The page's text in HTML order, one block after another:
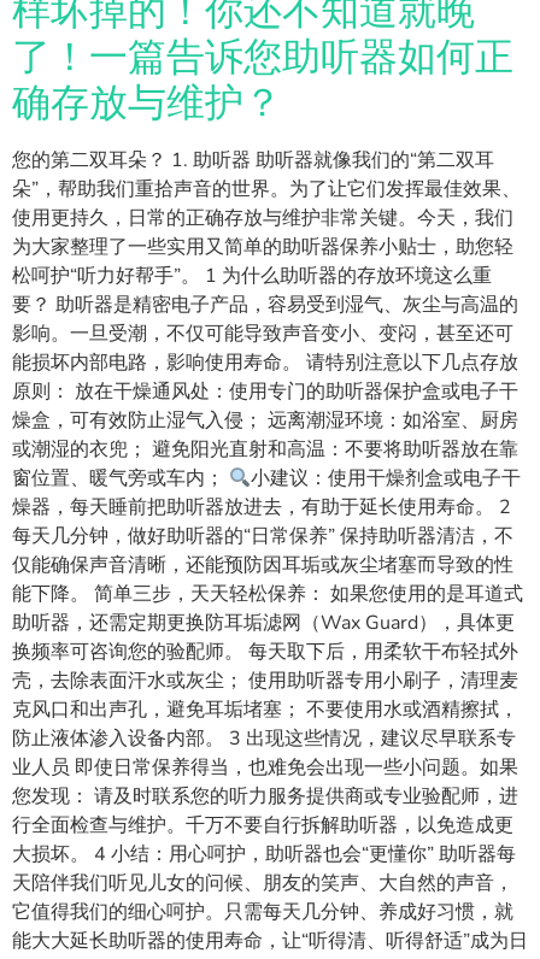
样坏掉的！你还不知道就晚
了！一篇告诉您助听器如何正
确存放与维护？
您的第二双耳朵？ 1. 助听器 助听器就像我们的“第二双耳
朵”，帮助我们重拾声音的世界。为了让它们发挥最佳效果、
使用更持久，日常的正确存放与维护非常关键。今天，我们
为大家整理了一些实用又简单的助听器保养小贴士，助您轻
松呵护“听力好帮手”。 1 为什么助听器的存放环境这么重
要？ 助听器是精密电子产品，容易受到湿气、灰尘与高温的
影响。一旦受潮，不仅可能导致声音变小、变闷，甚至还可
能损坏内部电路，影响使用寿命。 请特别注意以下几点存放
原则： 放在干燥通风处：使用专门的助听器保护盒或电子干
燥盒，可有效防止湿气入侵； 远离潮湿环境：如浴室、厨房
或潮湿的衣兜； 避免阳光直射和高温：不要将助听器放在靠
窗位置、暖气旁或车内；
小建议：使用干燥剂盒或电子干
燥器，每天睡前把助听器放进去，有助于延长使用寿命。 2
每天几分钟，做好助听器的“日常保养” 保持助听器清洁，不
仅能确保声音清晰，还能预防因耳垢或灰尘堵塞而导致的性
能下降。 简单三步，天天轻松保养： 如果您使用的是耳道式
助听器，还需定期更换防耳垢滤网（Wax Guard），具体更
换频率可咨询您的验配师。 每天取下后，用柔软干布轻拭外
壳，去除表面汗水或灰尘； 使用助听器专用小刷子，清理麦
克风口和出声孔，避免耳垢堵塞； 不要使用水或酒精擦拭，
防止液体渗入设备内部。 3 出现这些情况，建议尽早联系专
业人员 即使日常保养得当，也难免会出现一些小问题。如果
您发现： 请及时联系您的听力服务提供商或专业验配师，进
行全面检查与维护。千万不要自行拆解助听器，以免造成更
大损坏。 4 小结：用心呵护，助听器也会“更懂你” 助听器每
天陪伴我们听见儿女的问候、朋友的笑声、大自然的声音，
它值得我们的细心呵护。只需每天几分钟、养成好习惯，就
能大大延长助听器的使用寿命，让“听得清、听得舒适”成为日